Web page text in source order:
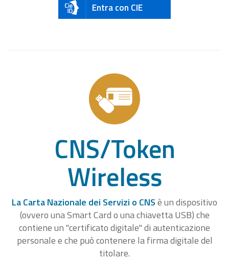
Entra con CIE
CNS/Token
Wireless
La Carta Nazionale dei Servizi o CNSè un dispositivo
(ovvero una Smart Card o una chiavetta USB) che
contiene un "certificato digitale" di autenticazione
personale e che può contenere la firma digitale del
titolare.